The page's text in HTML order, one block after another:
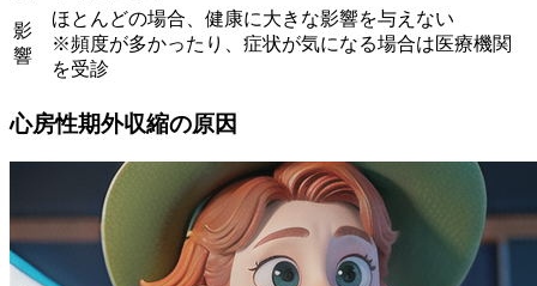
影
響
ほとんどの場合、健康に大きな影響を与えない
※頻度が多かったり、症状が気になる場合は医療機関
を受診
心房性期外収縮の原因